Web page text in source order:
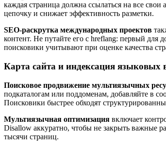
каждая страница должна ссылаться на все
цепочку и снижает эффективность разметки.
SEO-раскрутка международных проектов
контент. Не путайте его с hreflang: первый для
поисковики учитывают при оценке качества
Карта сайта и индексация языковых
Поисковое продвижение мультиязычных
подкаталогам или поддоменам, добавляйте в
Поисковики быстрее обходят
Мультиязычная оптимизация включает
Disallow аккуратно, чтобы не закрыть важные
тысячи страниц.